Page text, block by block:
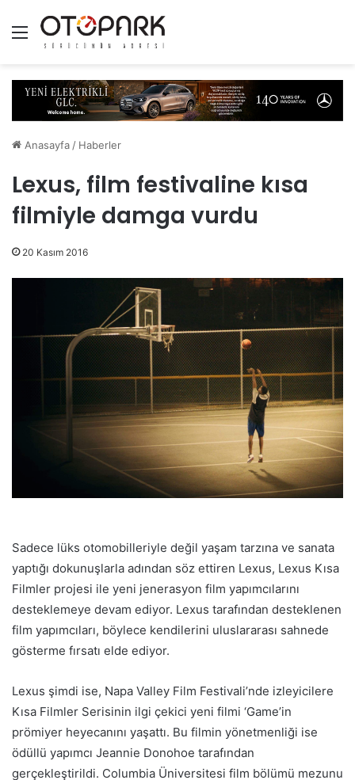
Menü
Anasayfa / Haberler
Lexus, film festivaline kısa
filmiyle damga vurdu
20 Kasım 2016
Sadece lüks otomobilleriyle değil yaşam tarzına ve sanata
yaptığı dokunuşlarla adından söz ettiren Lexus, Lexus Kısa
Filmler projesi ile yeni jenerasyon film yapımcılarını
desteklemeye devam ediyor. Lexus tarafından desteklenen
film yapımcıları, böylece kendilerini uluslararası sahnede
gösterme fırsatı elde ediyor.
Lexus şimdi ise, Napa Valley Film Festivali’nde izleyicilere
Kısa Filmler Serisinin ilgi çekici yeni filmi ‘Game’in
prömiyer heyecanını yaşattı. Bu filmin yönetmenliği ise
ödüllü yapımcı Jeannie Donohoe tarafından
gerçekleştirildi. Columbia Üniversitesi film bölümü mezunu